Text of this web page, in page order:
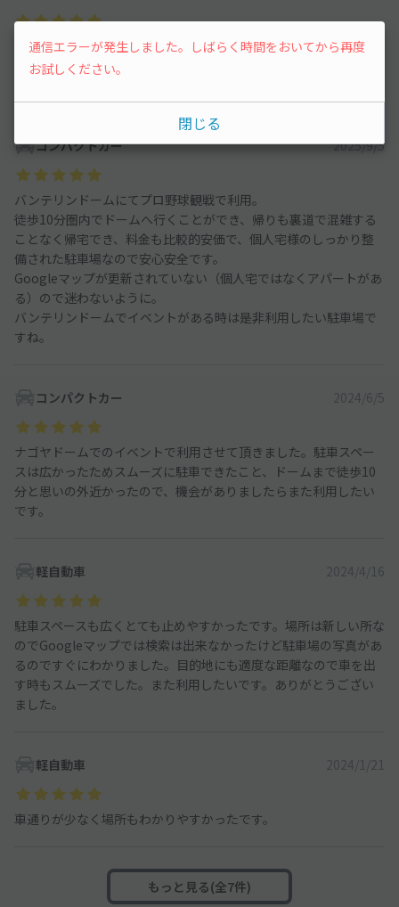
バンテリンドームでライブがあったため利用させてもらいまし
た。場所も分かりやすく、駐車スペースも広くとめやすかったで
コンパクトカー 2025/9/5
バンテリンドームにてプロ野球観戦で利用。
徒歩10分圏内でドームへ行くことができ、帰りも裏道で混雑する
ことなく帰宅でき、料金も比較的安価で、個人宅様のしっかり整
備された駐車場なので安心安全です。
Googleマップが更新されていない（個人宅ではなくアパートがあ
る）ので迷わないように。
バンテリンドームでイベントがある時は是非利用したい駐車場で
すね。
コンパクトカー 2024/6/5
ナゴヤドームでのイベントで利用させて頂きました。駐車スペー
スは広かったためスムーズに駐車できたこと、ドームまで徒歩10
分と思いの外近かったので、機会がありましたらまた利用したい
です。
軽自動車 2024/4/16
駐車スペースも広くとても止めやすかったです。場所は新しい所な
のでGoogleマップでは検索は出来なかったけど駐車場の写真があ
るのですぐにわかりました。目的地にも適度な距離なので車を出
す時もスムーズでした。また利用したいです。ありがとうござい
ました。
軽自動車 2024/1/21
車通りが少なく場所もわかりやすかったです。
もっと見る(全7件)
通信エラーが発生しました。しばらく時間をおいてから再度
お試しください。
閉じる